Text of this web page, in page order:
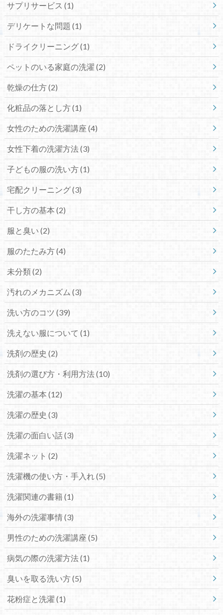
サプリサービス (1)
デリケートな問題 (1)
ドライクリーニング(1)
ペットのいる家庭の洗濯 (2)
乾燥の仕方(2)
化粧品の落とし方(1)
女性のための洗濯講座 (4)
女性下着の洗濯方法(3)
子どもの服の洗い方(1)
宅配クリーニング(3)
干し方の基本 (2)
服と臭い (2)
服のたたみ方(4)
未分類(2)
汚れのメカニズム (3)
洗い方のコツ (39)
洗えない服について (1)
洗剤の歴史 (2)
洗剤の選び方・利用方法(10)
洗濯の基本 (12)
洗濯の歴史 (3)
洗濯の面白い話(3)
洗濯ネット (2)
洗濯機の使い方・手入れ(5)
洗濯関連の書籍(1)
海外の洗濯事情(3)
男性のための洗濯講座 (5)
病気の際の洗濯方法(1)
臭いを取る洗い方(5)
花粉症と洗濯 (1)